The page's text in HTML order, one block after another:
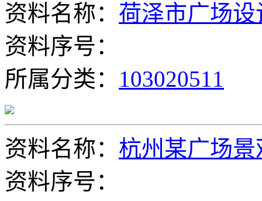
资料名称： 荷泽市广场
资料序号：
所属分类： 103020511
资料名称： 杭州某广场景
资料序号：